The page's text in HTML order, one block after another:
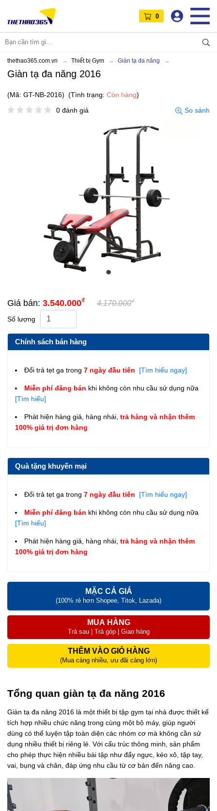
0
thethao365.com.vn Thiết bị Gym Giàn tạ đa năng
Giàn tạ đa năng 2016
(Mã: GT-NB-2016) (Tình trạng: Còn hàng)
0 đánh giá
So sánh
Giá bán: 3.540.000₫ 4.170.000₫
Số lượng
Chính sách bán hàng
Đổi trả tẹt ga trong 7 ngày đầu tiên [Tìm hiểu ngay]
Miễn phí đăng bán khi không còn nhu cầu sử dụng nữa
[Tìm hiểu]
Phát hiện hàng giả, hàng nhái, trả hàng và nhận thêm
100% giá trị đơn hàng
Quà tặng khuyến mại
Đổi trả tẹt ga trong 7 ngày đầu tiên [Tìm hiểu ngay]
Miễn phí đăng bán khi không còn nhu cầu sử dụng nữa
[Tìm hiểu]
Phát hiện hàng giả, hàng nhái, trả hàng và nhận thêm
100% giá trị đơn hàng
MẶC CẢ GIÁ
(100% rẻ hơn Shopee, Titok, Lazada)
MUA HÀNG
Trả sau | Trả góp | Giao hàng
THÊM VÀO GIỎ HÀNG
(Mua càng nhiều, ưu đãi càng lớn)
Tổng quan giàn tạ đa năng 2016
Giàn tạ đa năng 2016 là một thiết bị tập gym tại nhà được thiết kế
tích hợp nhiều chức năng trong cùng một bộ máy, giúp người
dùng có thể luyện tập toàn diện các nhóm cơ mà không cần sử
dụng nhiều thiết bị riêng lẻ. Với cấu trúc thông minh, sản phẩm
cho phép thực hiện nhiều bài tập như đẩy ngực, kéo xô, tập tay,
vai, bụng và chân, đáp ứng nhu cầu từ cơ bản đến nâng cao.